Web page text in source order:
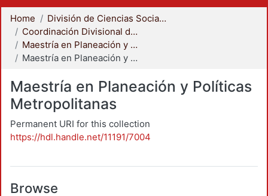
Home
División de Ciencias Sociales y Humanidades
Coordinación Divisional de Posgrado
Maestría en Planeación y Políticas Metropolitanas
Maestría en Planeación y Políticas Metropolitanas
Maestría en Planeación y Políticas
Metropolitanas
Permanent URI for this collection
https://hdl.handle.net/11191/7004
Browse